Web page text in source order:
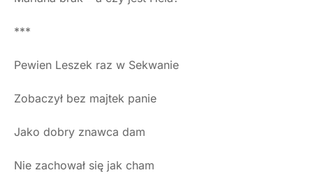
***
Pewien Leszek raz w Sekwanie
Zobaczył bez majtek panie
Jako dobry znawca dam
Nie zachował się jak cham